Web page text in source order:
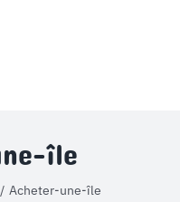
île
Acheter-une-île